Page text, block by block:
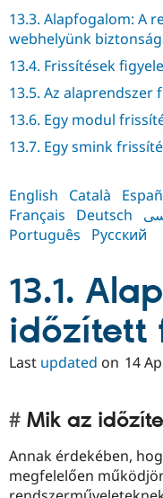
13.3. Alapfogalom: A
webhelyünk
13.4. Frissítések
13.5. Az alaprendszer
13.6. Egy modul
13.7. Egy smink
English Català
Français
Deutsch
Português
Русский
13.1.
időzített
Last updated on 14
Mik az
Annak érdekében,
megfelelően